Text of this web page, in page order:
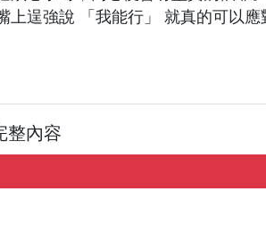
上逞強說 「我能行」 就真的可以應
整內容